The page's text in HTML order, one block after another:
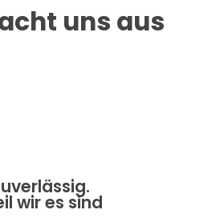
uns aus
wir es sind